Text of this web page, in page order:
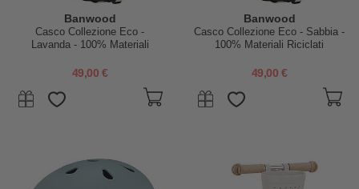
Banwood
Casco Collezione Eco -
Lavanda - 100% Materiali
49,00 €
Banwood
Casco Collezione Eco - Sabbia -
100% Materiali Riciclati
49,00 €